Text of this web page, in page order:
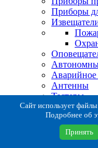
Приборы
Антенны
Тестеры
Система
Расходные
Сайт использует
Подробнее об
Принять